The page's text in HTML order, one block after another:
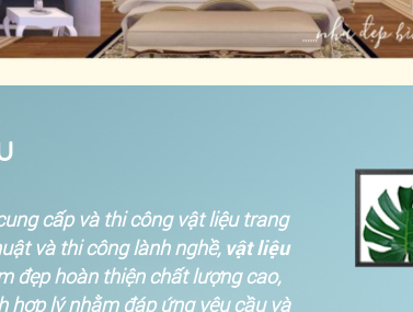
cấp và thi công vật liệu trang
và thi công lành nghề,vật liệu
đẹp hoàn thiện chất lượng cao,
hợp lý nhằm đáp ứng yêu cầu và